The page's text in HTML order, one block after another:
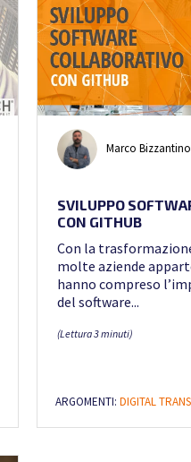
Marco Bizzantino
SVILUPPO
CON GITHUB
Con la
molte aziende
hanno compreso
del software...
(Lettura 3 minuti)
ARGOMENTI: DIGITAL